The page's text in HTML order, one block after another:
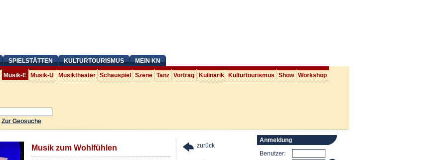
SPIELSTÄTTEN KULTURTOURISMUS MEIN KN
Musik-E Musik-U Musiktheater Schauspiel Szene Tanz Vortrag Kulinarik Kulturtourismus Show Workshop
Zur Geosuche
Musik zum Wohlfühlen zurück
Anmeldung
Benutzer: